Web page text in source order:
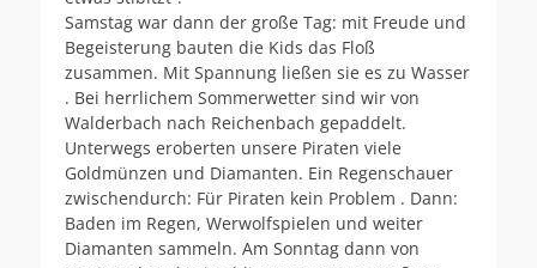
Samstag war dann der große Tag: mit Freude und
Begeisterung bauten die Kids das Floß
zusammen. Mit Spannung ließen sie es zu Wasser
. Bei herrlichem Sommerwetter sind wir von
Walderbach nach Reichenbach gepaddelt.
Unterwegs eroberten unsere Piraten viele
Goldmünzen und Diamanten. Ein Regenschauer
zwischendurch: Für Piraten kein Problem . Dann:
Baden im Regen, Werwolfspielen und weiter
Diamanten sammeln. Am Sonntag dann von